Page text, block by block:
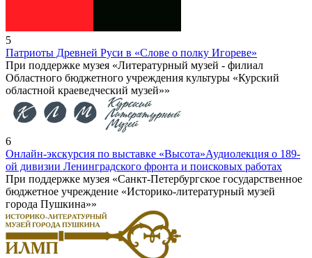
5
Патриоты Древней Руси в «Слове о полку Игореве»
При поддержке музея «Литературный музей - филиал
Областного бюджетного учреждения культуры «Курский
областной краеведческий музей»»
6
Онлайн-экскурсия по выставке «Высота»Аудиолекция о 189-
ой дивизии Ленинградского фронта и поисковых работах
При поддержке музея «Санкт-Петербургское государственное
бюджетное учреждение «Историко-литературный музей
города Пушкина»»